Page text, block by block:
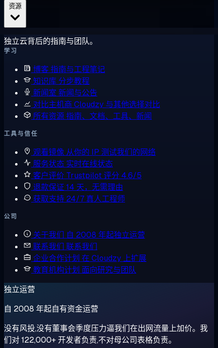
独立云背后的指南与团队。
学习
博客指南与工程笔记
知识库 分步教程
新闻室 新闻与公告
对比主机商 Cloudzy 与其他选择对比
所有资源指南、文档、工具、新闻
工具与信任
观看镜像 从你的 IP 测试我们的网络
服务状态 实时在线状态
客户评价 Trustpilot 评分 4.6/5
退款保证 14 天，无需理由
获取支持 24/7 真人工程师
公司
关于我们 自 2008 年起独立运营
联系我们 联系我们
企业合作计划 在 Cloudzy 上扩展
教育机构计划 面向研究与团队
独立运营
自 2008 年起自有资金运营
没有风投,没有董事会季度压力逼我们在出网流量上加价。我
们对 122,000+ 开发者负责,不对母公司表格负责。